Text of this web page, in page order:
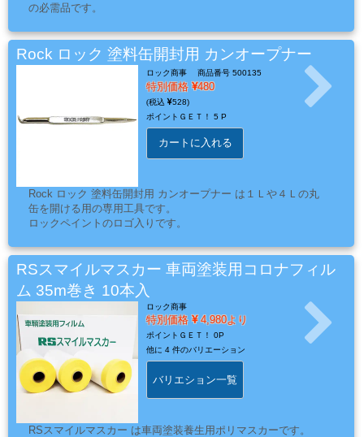
エ
ア
シ
コ
レ
ッ
サ
エ
ア
ー
経
の必需品です。
Rock ロック 塗料缶開封用 カンオープナー
ロック商事 商品番号 500135
特別価格 480
528
ポイントＧＥＴ！ 5 P
カートに入れる
Rock ロック 塗料缶開封用 カンオープナー は１Ｌや４Ｌの丸
缶を開ける用の専用工具です。
ロックペイントのロゴ入りです。
RSスマイルマスカー 車両塗装用コロナフィル
ム 35m巻き 10本入
ロック商事
特別価格 4,980より
ポイントＧＥＴ！ 0P
他に 4 件のバリエーション
バリエション一覧
RSスマイルマスカー は車両塗装養生用ポリマスカーです。